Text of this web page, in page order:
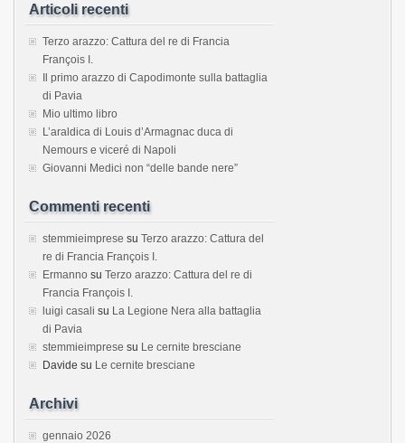
Articoli recenti
Terzo arazzo: Cattura del re di Francia
François I.
Il primo arazzo di Capodimonte sulla battaglia
di Pavia
Mio ultimo libro
L’araldica di Louis d’Armagnac duca di
Nemours e viceré di Napoli
Giovanni Medici non “delle bande nere”
Commenti recenti
stemmieimprese su Terzo arazzo: Cattura del
re di Francia François I.
Ermanno su Terzo arazzo: Cattura del re di
Francia François I.
luigi casali su La Legione Nera alla battaglia
di Pavia
stemmieimprese su Le cernite bresciane
Davide su Le cernite bresciane
Archivi
gennaio 2026